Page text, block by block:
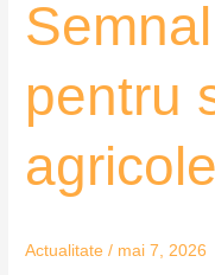
pentru
Actualitate / mai 7, 2026